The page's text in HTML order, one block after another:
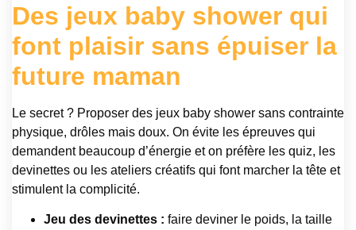
Des jeux baby shower qui
font plaisir sans épuiser la
future maman
Le secret ? Proposer des jeux baby shower sans contrainte
physique, drôles mais doux. On évite les épreuves qui
demandent beaucoup d’énergie et on préfère les quiz, les
devinettes ou les ateliers créatifs qui font marcher la tête et
stimulent la complicité.
Jeu des devinettes : faire deviner le poids, la taille